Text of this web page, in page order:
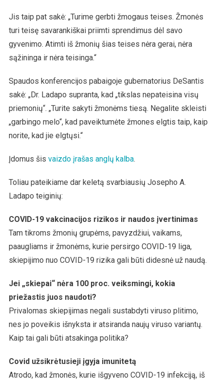
Jis taip pat sakė: „Turime gerbti žmogaus teises. Žmonės
turi teisę savarankiškai priimti sprendimus dėl savo
gyvenimo. Atimti iš žmonių šias teises nėra gerai, nėra
sąžininga ir nėra teisinga.“
Spaudos konferencijos pabaigoje gubernatorius DeSantis
sakė: „Dr. Ladapo supranta, kad „tikslas nepateisina visų
priemonių“. „Turite sakyti žmonėms tiesą. Negalite skleisti
„garbingo melo“, kad paveiktumėte žmones elgtis taip, kaip
norite, kad jie elgtųsi.“
Įdomus šis vaizdo įrašas anglų kalba.
Toliau pateikiame dar keletą svarbiausių Josepho A.
Ladapo teiginių:
COVID-19 vakcinacijos rizikos ir naudos įvertinimas
Tam tikroms žmonių grupėms, pavyzdžiui, vaikams,
paaugliams ir žmonėms, kurie persirgo COVID-19 liga,
skiepijimo nuo COVID-19 rizika gali būti didesnė už naudą.
Jei „skiepai“ nėra 100 proc. veiksmingi, kokia
priežastis juos naudoti?
Privalomas skiepijimas negali sustabdyti viruso plitimo,
nes jo poveikis išnyksta ir atsiranda naujų viruso variantų.
Kaip tai gali būti atsakinga politika?
Covid užsikrėtusieji įgyja imunitetą
Atrodo, kad žmonės, kurie išgyveno COVID-19 infekciją, iš